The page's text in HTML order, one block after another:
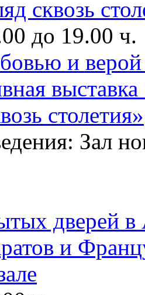
до 19.00 ч.
и
столетия»
Зал